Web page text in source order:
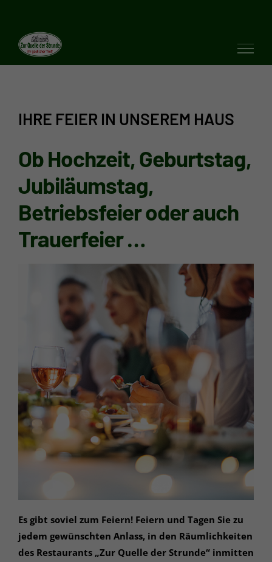
springen
IHRE FEIER IN UNSEREM HAUS
Ob Hochzeit, Geburtstag,
Jubiläumstag,
Betriebsfeier oder auch
Trauerfeier …
Es gibt soviel zum Feiern! Feiern und Tagen Sie zu
jedem gewünschten Anlass, in den Räumlichkeiten
des Restaurants „Zur Quelle der Strunde“ inmitten